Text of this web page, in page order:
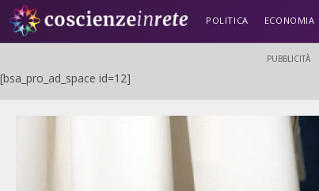
POLITICA ECONOMIA
PUBBLICITÀ
[bsa_pro_ad_space id=12]